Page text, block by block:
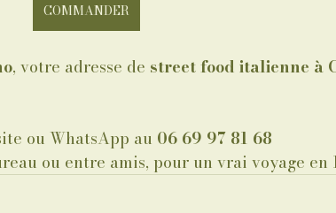
COMMANDER
, votre adresse de street food italienne à
ou WhatsApp au 06 69 97 81 68
ou entre amis, pour un vrai voyage